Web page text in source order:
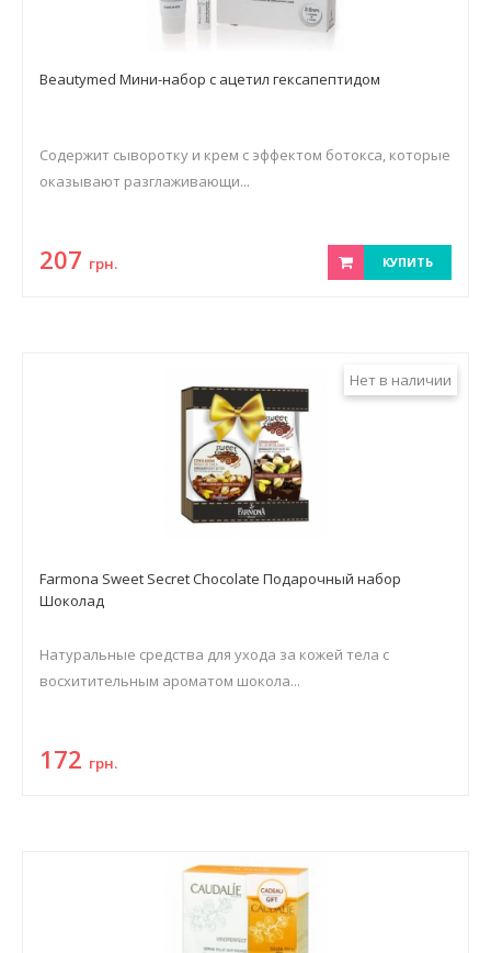
Beautymed Мини-набор с ацетил гексапептидом
Содержит сыворотку и крем с эффектом ботокса, которые
оказывают разглаживающи...
207 грн. КУПИТЬ
Нет в наличии
Farmona Sweet Secret Chocolate Подарочный набор
Шоколад
Натуральные средства для ухода за кожей тела с
восхитительным ароматом шокола...
172 грн.